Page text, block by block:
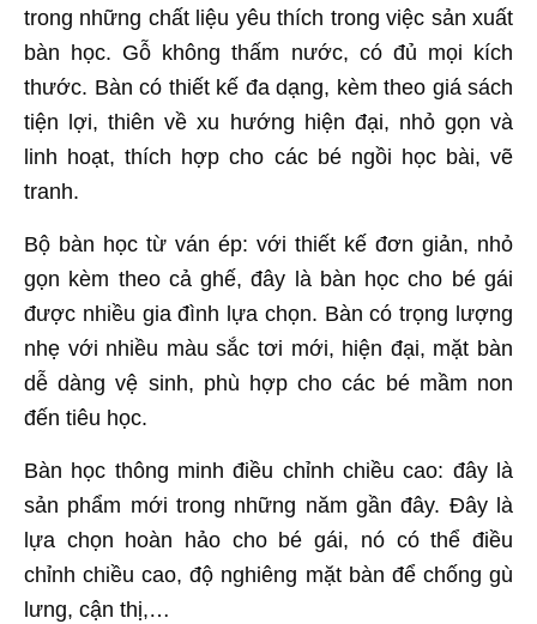
trong những chất liệu yêu thích trong việc sản xuất
bàn học. Gỗ không thấm nước, có đủ mọi kích
thước. Bàn có thiết kế đa dạng, kèm theo giá sách
tiện lợi, thiên về xu hướng hiện đại, nhỏ gọn và
linh hoạt, thích hợp cho các bé ngồi học bài, vẽ
tranh.
Bộ bàn học từ ván ép: với thiết kế đơn giản, nhỏ
gọn kèm theo cả ghế, đây là bàn học cho bé gái
được nhiều gia đình lựa chọn. Bàn có trọng lượng
nhẹ với nhiều màu sắc tơi mới, hiện đại, mặt bàn
dễ dàng vệ sinh, phù hợp cho các bé mầm non
đến tiêu học.
Bàn học thông minh điều chỉnh chiều cao: đây là
sản phẩm mới trong những năm gần đây. Đây là
lựa chọn hoàn hảo cho bé gái, nó có thể điều
chỉnh chiều cao, độ nghiêng mặt bàn để chống gù
lưng, cận thị,…